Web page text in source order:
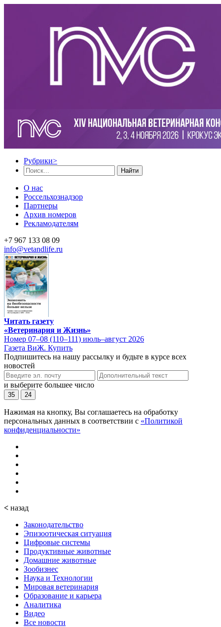
Рубрики>
Найти
О нас
Россельхознадзор
Партнеры
Архив номеров
Рекламодателям
+7 967 133 08 09
info@vetandlife.ru
Читать газету
«Ветеринария и Жизнь»
Номер 07–08 (110–111) июль–август 2026
Газета ВиЖ. Купить
Подпишитесь на нашу рассылку и будьте в курсе всех
новостей
и выберите большее число
35 24
Нажимая на кнопку, Вы соглашаетесь на обработку
персональных данных в соответствии с «Политикой
конфиденциальности»
< назад
Законодательство
Эпизоотическая ситуация
Цифровые системы
Продуктивные животные
Домашние животные
Зообизнес
Наука и Технологии
Мировая ветеринария
Образование и карьера
Аналитика
Видео
Все новости